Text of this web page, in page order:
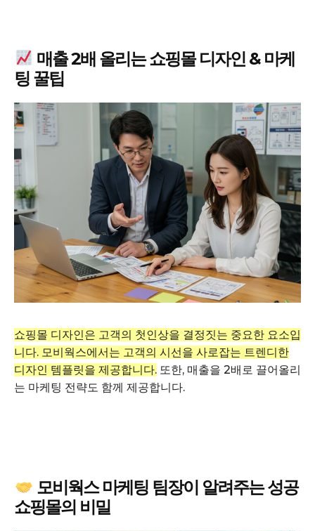
매출 2배 올리는 쇼핑몰 디자인 & 마케
팅 꿀팁
쇼핑몰 디자인은 고객의 첫인상을 결정짓는 중요한 요소입
니다. 모비웍스에서는 고객의 시선을 사로잡는 트렌디한
디자인 템플릿을 제공합니다. 또한, 매출을 2배로 끌어올리
는 마케팅 전략도 함께 제공합니다.
모비웍스 마케팅 팀장이 알려주는 성공
쇼핑몰의 비밀